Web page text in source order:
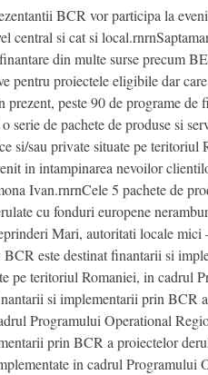
BCR vor participa la
central si cat si
din multe surse precum
pentru proiectele eligibile dar
peste 90 de programe de
de pachete de produse si
si/sau private situate pe teritoriul
in intampinarea nevoilor
Ivan.rnrnCele 5 pachete de
cu fonduri europene
Mari, autoritati locale mici
este destinat finantarii si
pe teritoriul Romaniei, in cadrul
si implementarii prin BCR
Programului Operational
prin BCR a proiectelor
in cadrul Programului